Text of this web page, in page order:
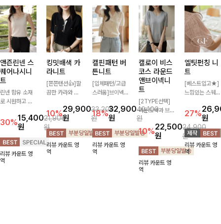
앤즌린넨 스
퀘어나시니
트
린넨 함유 소재
로 시원하고 쾌
좋은 나시 니트
🌿 깔끔한 스퀘
어넥 디자인이
쇄골 라인을 더
욱 여리하고 여
성스럽게 연출해
30%15,400
원
21,900
원
리뷰 카운트 영
역
킹밋배색 카
라니트
[쫀쫀텐션👍]깔
끔한 카라와 반
만나 하나만 입
어도 완성도 높
은 스타일링을
연출해드려요 부
담 없이 즐기기
좋은 데일리 니
10%29,900
원
33,200
원
리뷰 카운트 영
역
캘핀패턴 버
튼니트
[입체패턴/고급
스러움]브이넥
패턴이 어우러져
포인트 있게 즐
기기 좋은 가디
건 🤍 가볍게 걸
쳐주기만 해도
스타일리시한 무
18%32,900
원
40,100
원
리뷰 카운트 영
역
캘로이 비스
코스 라운드
앤브이넥니
트
[2TYPE선택]
라운드넥과 브이
넥 두 가지 디자
인으로 취향에
맞게 선택 가능
한 베이직 니트
🤍 깔끔한 실루
엣과 부드러운
착용감으로 단독
10%22,500
원
24,900
원
리뷰 카운트 영
역
엘팃펀칭 니
트
[베스트입고★]
느낌있는 스퀘어
으로 세련됨이
묻어나는 니트:)
시원쫀쫀함 가
득, 여성스러운
룩을 완성해봐요
♡
27%원
리뷰 카운트 영
역